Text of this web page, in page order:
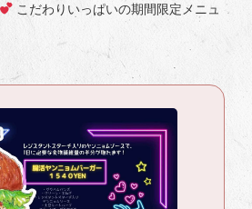
こだわりいっぱいの期間限定メニュ